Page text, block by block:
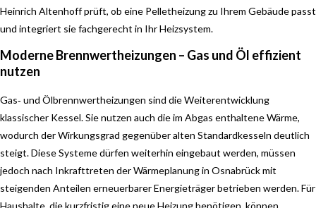
Heinrich Altenhoff prüft, ob eine Pelletheizung zu Ihrem Gebäude passt
und integriert sie fachgerecht in Ihr Heizsystem.
Moderne Brennwertheizungen – Gas und Öl effizient
nutzen
Gas‑ und Ölbrennwertheizungen sind die Weiterentwicklung
klassischer Kessel. Sie nutzen auch die im Abgas enthaltene Wärme,
wodurch der Wirkungsgrad gegenüber alten Standardkesseln deutlich
steigt. Diese Systeme dürfen weiterhin eingebaut werden, müssen
jedoch nach Inkrafttreten der Wärmeplanung in Osnabrück mit
steigenden Anteilen erneuerbarer Energieträger betrieben werden. Für